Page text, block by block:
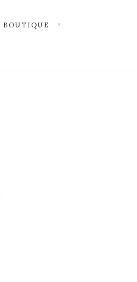
BOUTIQUE